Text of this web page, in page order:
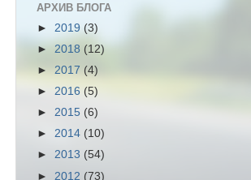
АРХИВ БЛОГА
► 2019 (3)
► 2018 (12)
► 2017 (4)
► 2016 (5)
► 2015 (6)
► 2014 (10)
► 2013 (54)
► 2012 (73)